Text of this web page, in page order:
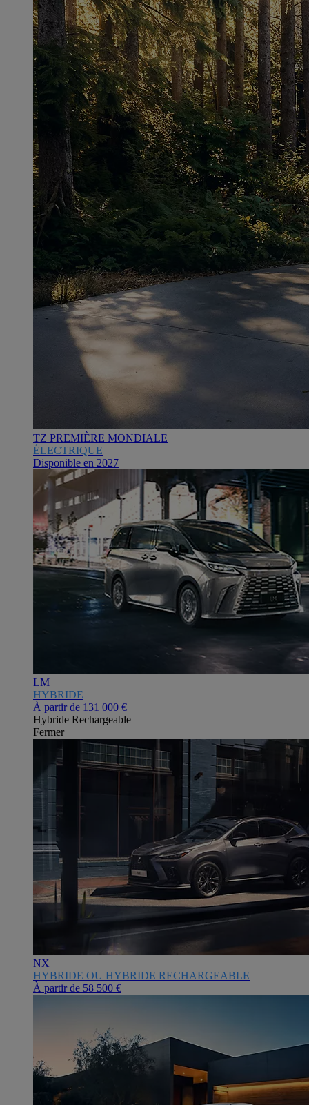
TZ PREMIÈRE MONDIALE
ÉLECTRIQUE
Disponible en 2027
LM
HYBRIDE
À partir de 131 000 €
Hybride Rechargeable
Fermer
NX
HYBRIDE OU HYBRIDE RECHARGEABLE
À partir de 58 500 €